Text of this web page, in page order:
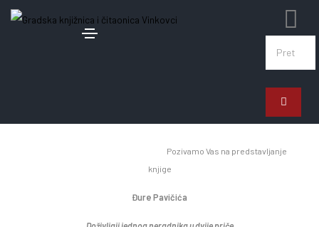
Predstavljanje knjige Đure Pavičića
Pozivamo Vas na predstavljanje
knjige
Đure Pavičića